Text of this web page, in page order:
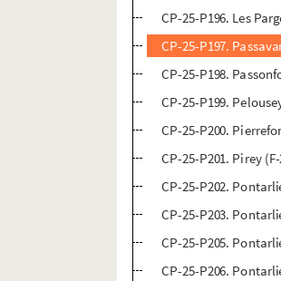
CP-25-P196. Les
CP-25-P197.
CP-25-P198.
CP-25-P199.
CP-25-P200.
CP-25-P201. Pirey
CP-25-P202.
CP-25-P203.
CP-25-P205.
CP-25-P206.